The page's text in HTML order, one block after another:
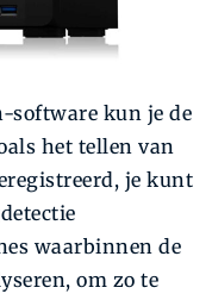
software kun je de
het tellen van
je kunt
waarbinnen de
om zo te